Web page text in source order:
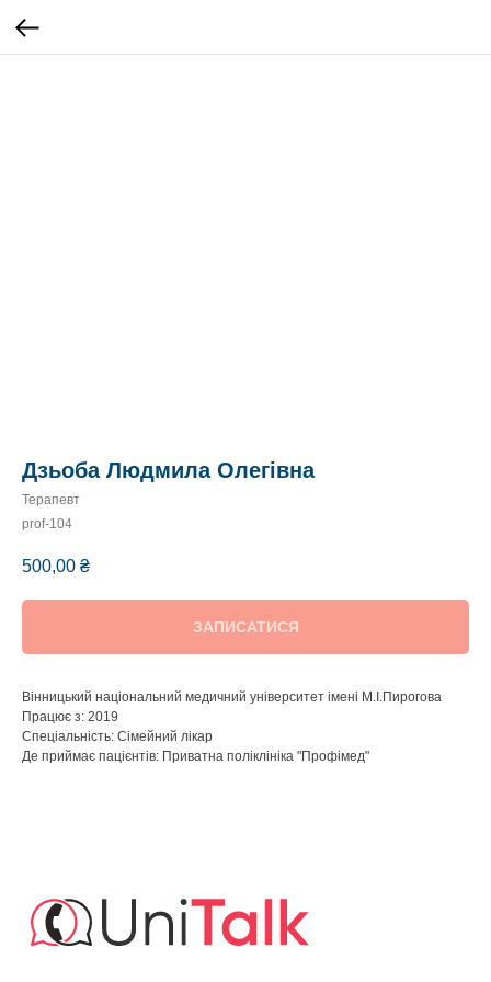
Дзьоба Людмила Олегівна
Терапевт
prof-104
500,00 ₴
ЗАПИСАТИСЯ
Вінницький національний медичний університет імені М.І.Пирогова
Працює з: 2019
Спеціальність: Сімейний лікар
Де приймає пацієнтів: Приватна поліклініка "Профімед"